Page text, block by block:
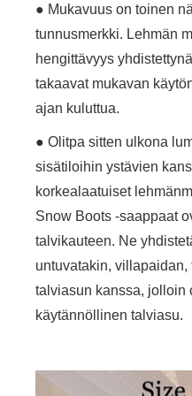
● Mukavuus on toinen
tunnusmerkki. Lehmän
hengittävyys
takaavat mukavan
ajan kuluttua.
● Olitpa sitten ulkona
sisätiloihin ystävien
korkealaatuiset
Snow Boots -saappaat
talvikauteen. Ne
untuvatakin, villapaidan,
talviasun kanssa, jolloin
käytännöllinen talviasu.